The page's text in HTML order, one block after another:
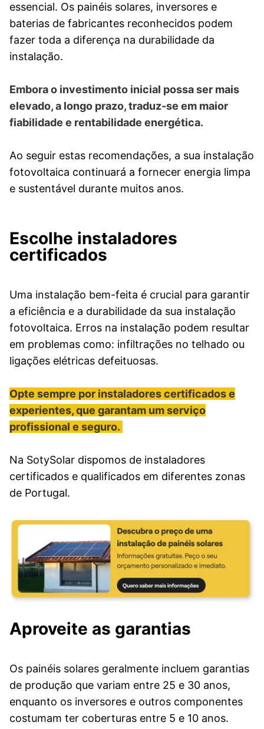
essencial. Os painéis solares, inversores e
baterias de fabricantes reconhecidos podem
fazer toda a diferença na durabilidade da
instalação.
Embora o investimento inicial possa ser mais
elevado, a longo prazo, traduz-se em maior
fiabilidade e rentabilidade energética.
Ao seguir estas recomendações, a sua instalação
fotovoltaica continuará a fornecer energia limpa
e sustentável durante muitos anos.
Escolhe instaladores
certificados
Uma instalação bem-feita é crucial para garantir
a eficiência e a durabilidade da sua instalação
fotovoltaica. Erros na instalação podem resultar
em problemas como: infiltrações no telhado ou
ligações elétricas defeituosas.
Opte sempre por instaladores certificados e
experientes, que garantam um serviço
profissional e seguro.
Na SotySolar dispomos de instaladores
certificados e qualificados em diferentes zonas
de Portugal.
Aproveite as garantias
Os painéis solares geralmente incluem garantias
de produção que variam entre 25 e 30 anos,
enquanto os inversores e outros componentes
costumam ter coberturas entre 5 e 10 anos.